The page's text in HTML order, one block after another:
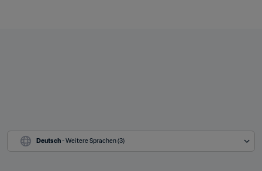
Deutsch - Weitere Sprachen (3)